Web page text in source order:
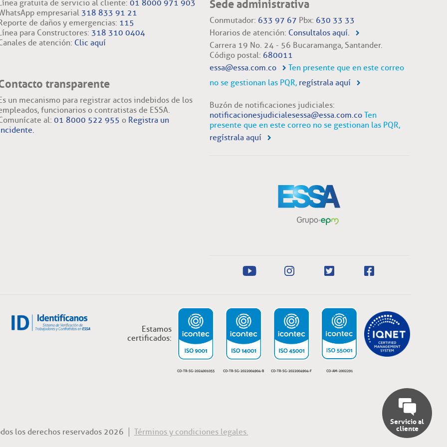
Servicio al
cliente
Línea gratuita de servicio al cliente: 01 8000 971 903
empresarial 318 833 91 21
Reporte de daños y emergencias: 115
Línea para Constructores: 318 310 0404
de atención: Clic aquí
transparente
Es un mecanismo para registrar actos indebidos de los
funcionarios o contratistas de ESSA.
al: 01 8000 522 955 o Registra un
Sede administrativa
Conmutador: 633 97 67 Pbx: 630 33 33
Horarios de atención: Consultalos aquí.
Carrera 19 No. 24 - 56 Bucaramanga, Santander.
Código postal: 680011
essa@essa.com.co
Ten presente que en este correo
no se gestionan las PQR, regístrala aquí
Buzón de notificaciones judiciales:
notificacionesjudicialesessa@essa.com.co Ten
presente que en este correo no se gestionan las PQR,
regístrala aquí
Estamos
certificados:
CO-TR-SG-2024001055 CO-TR-SG-2022004904-B CO-TR-SG-2022004904-F CO-AM-2002291
los derechos reservados 2026 Términos y condiciones legales.